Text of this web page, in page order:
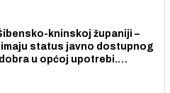
kninskoj županiji –
imaju status javno dostupnog
u općoj upotrebi.